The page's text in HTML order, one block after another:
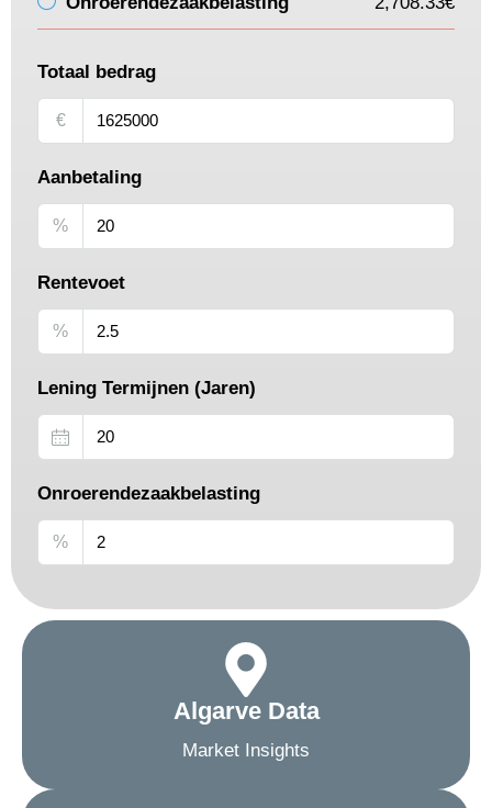
Totaal bedrag
€
Aanbetaling
%
Rentevoet
%
Lening Termijnen (Jaren)
Onroerendezaakbelasting
%
Algarve Data
Market Insights